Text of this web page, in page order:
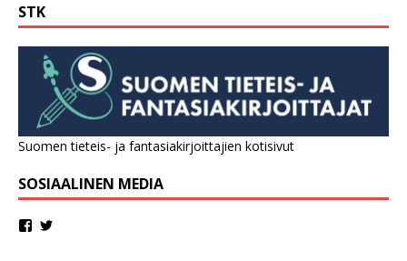
STK
Suomen tieteis- ja fantasiakirjoittajien kotisivut
SOSIAALINEN MEDIA